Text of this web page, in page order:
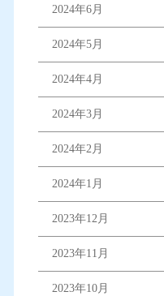
2024年6月
2024年5月
2024年4月
2024年3月
2024年2月
2024年1月
2023年12月
2023年11月
2023年10月